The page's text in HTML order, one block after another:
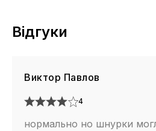
Відгуки
Виктор Павлов
4
нормально но шнурки